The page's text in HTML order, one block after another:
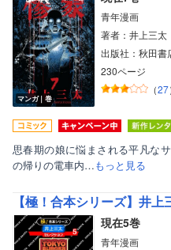
マンガ｜巻
青年漫画
著者：井上三太
出版社：秋田書
230ページ
（27
思春期の娘に悩まされる平凡な
の帰りの電車内…もっと見る
【極！合本シリーズ】井
現在5巻
青年漫画